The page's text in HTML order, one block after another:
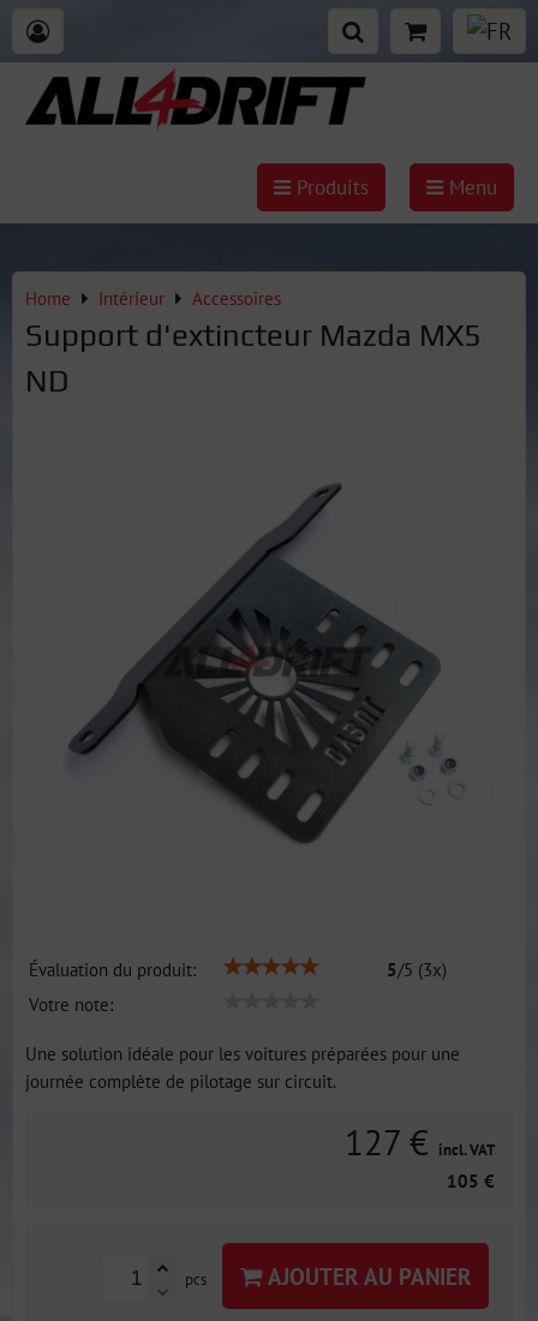
Produits Menu
Home Intérieur Accessoires
Support d'extincteur Mazda MX5
ND
Évaluation du produit: 5/5 (3x)
Votre note:
Une solution idéale pour les voitures préparées pour une
journée complète de pilotage sur circuit.
127 € incl. VAT
105 €
pcs AJOUTER AU PANIER